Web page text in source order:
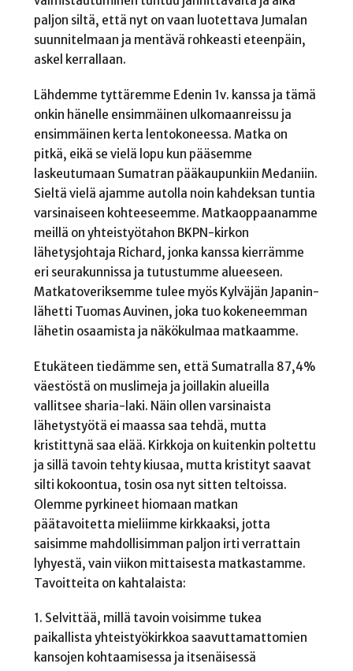
paljon siltä, että nyt on vaan luotettava Jumalan
suunnitelmaan ja mentävä rohkeasti eteenpäin,
askel kerrallaan.
Lähdemme tyttäremme Edenin 1v. kanssa ja tämä
onkin hänelle ensimmäinen ulkomaanreissu ja
ensimmäinen kerta lentokoneessa. Matka on
pitkä, eikä se vielä lopu kun pääsemme
laskeutumaan Sumatran pääkaupunkiin Medaniin.
Sieltä vielä ajamme autolla noin kahdeksan tuntia
varsinaiseen kohteeseemme. Matkaoppaanamme
meillä on yhteistyötahon BKPN-kirkon
lähetysjohtaja Richard, jonka kanssa kierrämme
eri seurakunnissa ja tutustumme alueeseen.
Matkatoveriksemme tulee myös Kylväjän Japanin-
lähetti Tuomas Auvinen, joka tuo kokeneemman
lähetin osaamista ja näkökulmaa matkaamme.
Etukäteen tiedämme sen, että Sumatralla 87,4%
väestöstä on muslimeja ja joillakin alueilla
vallitsee sharia-laki. Näin ollen varsinaista
lähetystyötä ei maassa saa tehdä, mutta
kristittynä saa elää. Kirkkoja on kuitenkin poltettu
ja sillä tavoin tehty kiusaa, mutta kristityt saavat
silti kokoontua, tosin osa nyt sitten teltoissa.
Olemme pyrkineet hiomaan matkan
päätavoitetta mieliimme kirkkaaksi, jotta
saisimme mahdollisimman paljon irti verrattain
lyhyestä, vain viikon mittaisesta matkastamme.
Tavoitteita on kahtalaista:
1. Selvittää, millä tavoin voisimme tukea
paikallista yhteistyökirkkoa saavuttamattomien
kansojen kohtaamisessa ja itsenäisessä